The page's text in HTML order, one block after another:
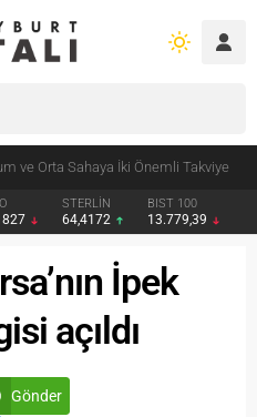
Jandarma Mesleği Tanıtıldı
STERLİN
64,4172
BIST 100
13.779,39
İpek
açıldı
Gönder